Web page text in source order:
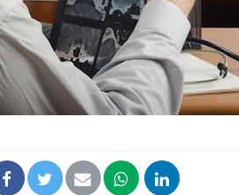
Pourquoi votre ventre
gâche-t-il les premiers
jours de vos vacances ?